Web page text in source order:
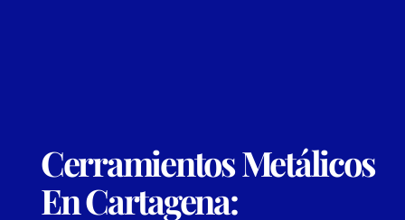
Cerramientos Metálicos
En Cartagena: